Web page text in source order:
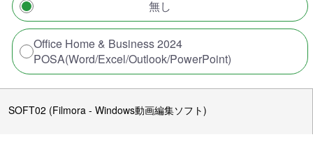
無し
Office Home & Business 2024
POSA(Word/Excel/Outlook/PowerPoint)
SOFT02 (Filmora - Windows動画編集ソフト)